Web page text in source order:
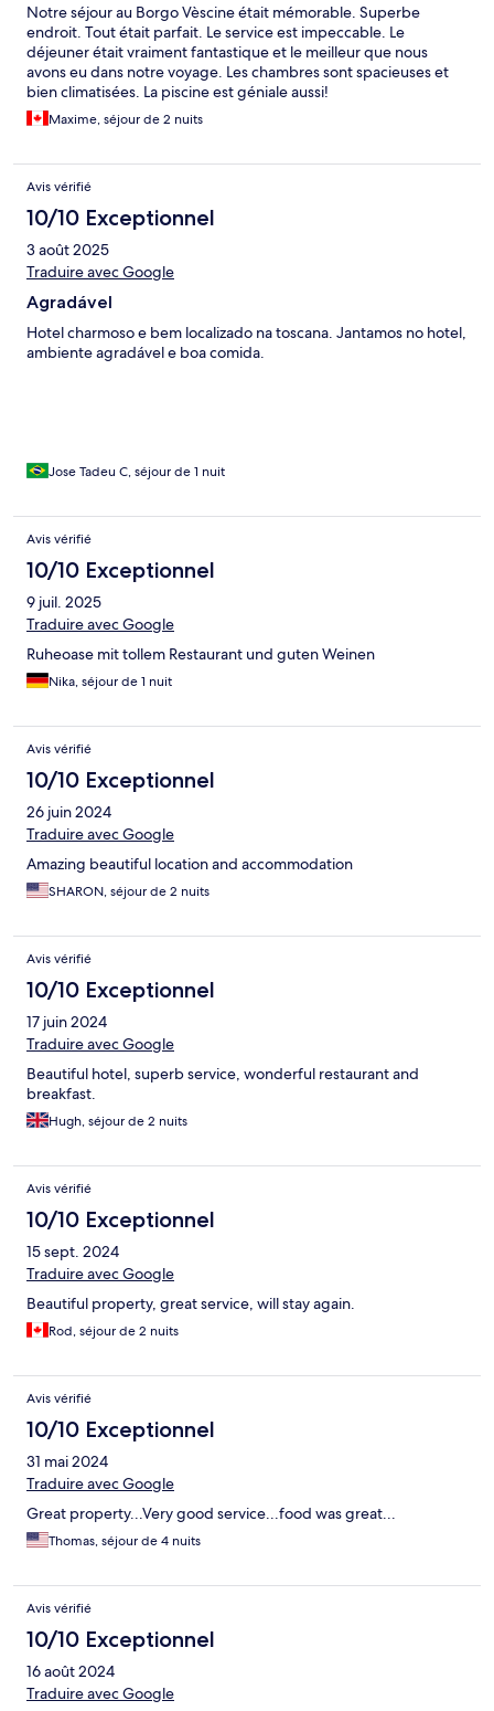
Notre séjour au Borgo Vèscine était mémorable. Superbe
endroit. Tout était parfait. Le service est impeccable. Le
déjeuner était vraiment fantastique et le meilleur que nous
avons eu dans notre voyage. Les chambres sont spacieuses et
bien climatisées. La piscine est géniale aussi!
Maxime, séjour de 2 nuits
Avis vérifié
10/10 Exceptionnel
3 août 2025
Traduire avec Google
Agradável
Hotel charmoso e bem localizado na toscana. Jantamos no hotel,
ambiente agradável e boa comida.
Jose Tadeu C, séjour de 1 nuit
Avis vérifié
10/10 Exceptionnel
9 juil. 2025
Traduire avec Google
Ruheoase mit tollem Restaurant und guten Weinen
Nika, séjour de 1 nuit
Avis vérifié
10/10 Exceptionnel
26 juin 2024
Traduire avec Google
Amazing beautiful location and accommodation
SHARON, séjour de 2 nuits
Avis vérifié
10/10 Exceptionnel
17 juin 2024
Traduire avec Google
Beautiful hotel, superb service, wonderful restaurant and
breakfast.
Hugh, séjour de 2 nuits
Avis vérifié
10/10 Exceptionnel
15 sept. 2024
Traduire avec Google
Beautiful property, great service, will stay again.
Rod, séjour de 2 nuits
Avis vérifié
10/10 Exceptionnel
31 mai 2024
Traduire avec Google
Great property...Very good service...food was great...
Thomas, séjour de 4 nuits
Avis vérifié
10/10 Exceptionnel
16 août 2024
Traduire avec Google